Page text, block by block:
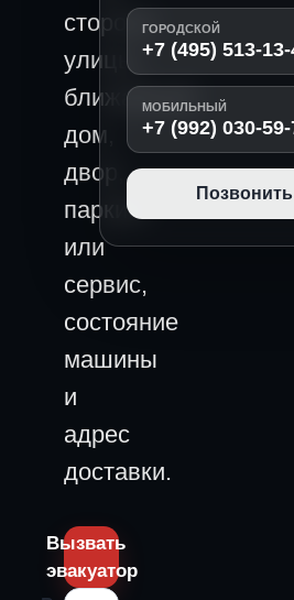
сторона
улицы,
ближайший
дом,
двор,
паркинг
или
сервис,
состояние
машины
и
адрес
доставки.
Вызвать
эвакуатор
ГОРОДСКОЙ
+7 (495) 513-
МОБИЛЬНЫЙ
+7 (992) 030-
Позвонить